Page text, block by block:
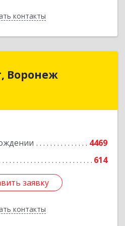
контакты
Назад
Воронеж
4469
614
заявку
контакты
Бит, Воронеж
обл, Воронеж г, 20-летия
заявку
Назад